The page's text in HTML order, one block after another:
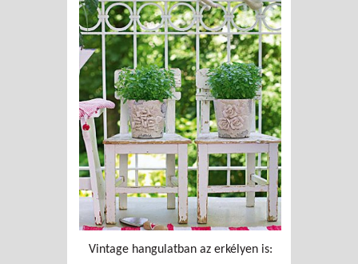
Vintage hangulatban az erkélyen is: